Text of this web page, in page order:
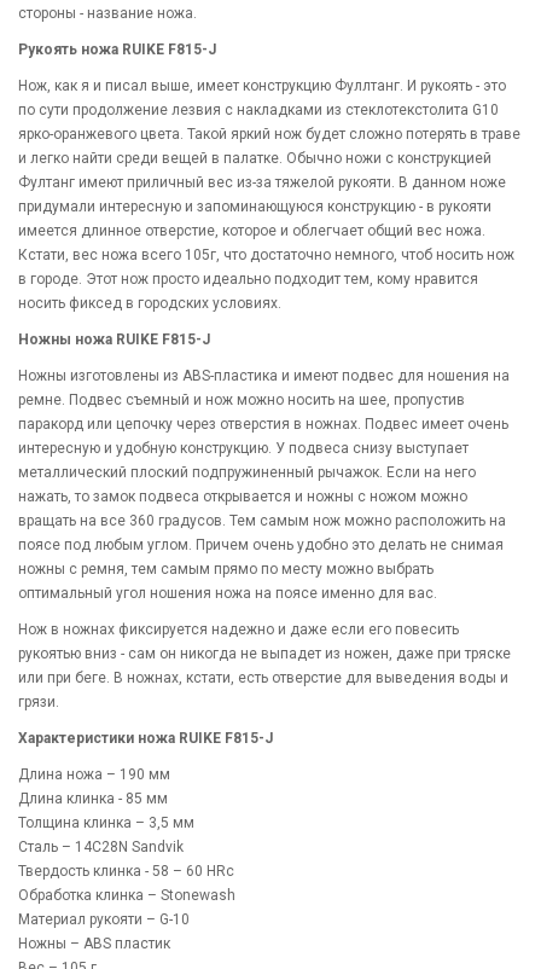
стороны - название ножа.
Рукоять ножа RUIKE F815-J
Нож, как я и писал выше, имеет конструкцию Фуллтанг. И рукоять - это
по сути продолжение лезвия с накладками из стеклотекстолита G10
ярко-оранжевого цвета. Такой яркий нож будет сложно потерять в траве
и легко найти среди вещей в палатке. Обычно ножи с конструкцией
Фултанг имеют приличный вес из-за тяжелой рукояти. В данном ноже
придумали интересную и запоминающуюся конструкцию - в рукояти
имеется длинное отверстие, которое и облегчает общий вес ножа.
Кстати, вес ножа всего 105г, что достаточно немного, чтоб носить нож
в городе. Этот нож просто идеально подходит тем, кому нравится
носить фиксед в городских условиях.
Ножны ножа RUIKE F815-J
Ножны изготовлены из ABS-пластика и имеют подвес для ношения на
ремне. Подвес съемный и нож можно носить на шее, пропустив
паракорд или цепочку через отверстия в ножнах. Подвес имеет очень
интересную и удобную конструкцию. У подвеса снизу выступает
металлический плоский подпружиненный рычажок. Если на него
нажать, то замок подвеса открывается и ножны с ножом можно
вращать на все 360 градусов. Тем самым нож можно расположить на
поясе под любым углом. Причем очень удобно это делать не снимая
ножны с ремня, тем самым прямо по месту можно выбрать
оптимальный угол ношения ножа на поясе именно для вас.
Нож в ножнах фиксируется надежно и даже если его повесить
рукоятью вниз - сам он никогда не выпадет из ножен, даже при тряске
или при беге. В ножнах, кстати, есть отверстие для выведения воды и
грязи.
Характеристики ножа RUIKE F815-J
Длина ножа – 190 мм
Длина клинка - 85 мм
Толщина клинка – 3,5 мм
Сталь – 14C28N Sandvik
Твердость клинка - 58 – 60 HRc
Обработка клинка – Stonewash
Материал рукояти – G-10
Ножны – ABS пластик